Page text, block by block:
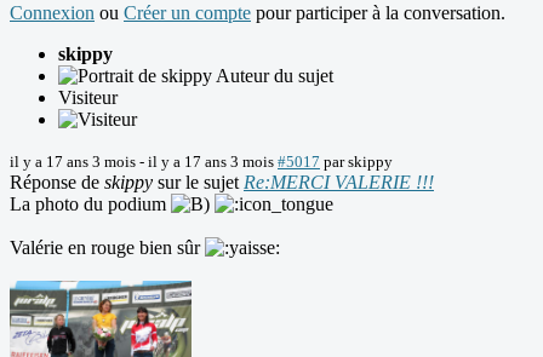
Connexion ou Créer un compte pour participer à la conversation.
skippy
Auteur du sujet
Visiteur
il y a 17 ans 3 mois - il y a 17 ans 3 mois #5017 parskippy
Réponse de skippy sur le sujet Re:MERCI VALERIE !!!
La photo du podium
Valérie en rouge bien sûr